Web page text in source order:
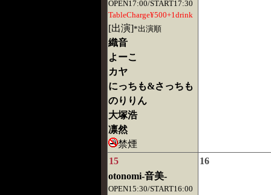
OPEN17:00/START17:30
TableCharge¥500+1drink
[出演]*出演順
織音
よーこ
カヤ
にっちも&さっちも
のりりん
大塚浩
凛然
禁煙
15
otonomi-音美-
OPEN15:30/START16:00
16